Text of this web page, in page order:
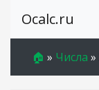
Ocalc.ru
🏠 » Числа »